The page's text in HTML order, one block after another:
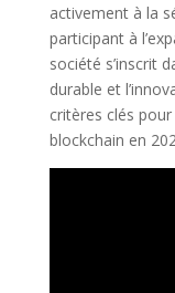
activement à la
participant à
société s’inscrit
durable et
critères clés
blockchain en